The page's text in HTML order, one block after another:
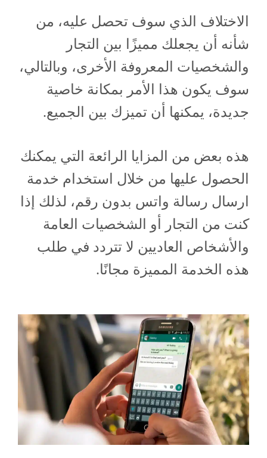
الاختلاف الذي سوف تحصل عليه، من
شأنه أن يجعلك مميزًا بين التجار
والشخصيات المعروفة الأخرى، وبالتالي،
سوف يكون هذا الأمر بمكانة خاصية
جديدة، يمكنها أن تميزك بين الجميع.
هذه بعض من المزايا الرائعة التي يمكنك
الحصول عليها من خلال استخدام خدمة
ارسال رسالة واتس بدون رقم، لذلك إذا
كنت من التجار أو الشخصيات العامة
والأشخاص العاديين لا تتردد في طلب
هذه الخدمة المميزة مجانًا.